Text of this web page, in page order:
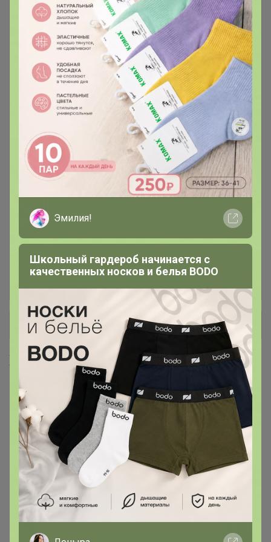
Сорта недели и Кофе по самым
вкусным ценам!
В этом каталоге кофе идет с ожиданием. Если
хотите получить как можно быстрее,
заказывайте из каталога "Кофе в наличии".
Примерные сроки ожидания 12-16 дней. Пока
обжарят, заберет и доставит ТК
8
Кофе упаковка 1кг
1кг кофе может приходить без фирменной
наклейки. Кофе в этом каталоге под заказ.
Ожидание 12-16 дней с момента включения в
счет
41
Кофе упаковка 500 граммов.
Обновленный дизайн и вес!!!
По умолчанию в начале зерновой кофе, потом
молотый. (Мелкий помол для турки, средний
+ Ещё 5 каталогов
Хиты продаж
Эмилия!
Школьный гардероб начинается с
качественных носков и белья BODO